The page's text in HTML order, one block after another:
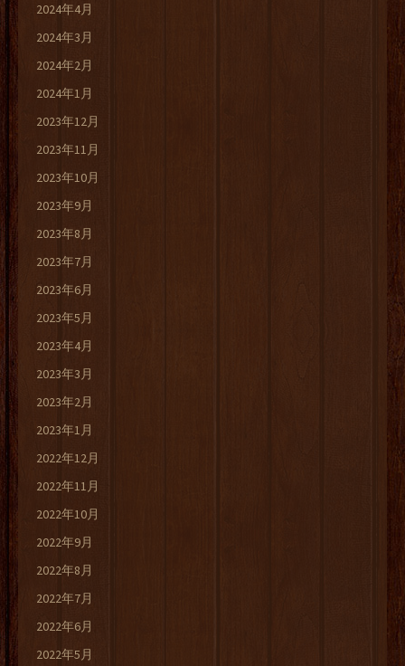
2024年4月
2024年3月
2024年2月
2024年1月
2023年12月
2023年11月
2023年10月
2023年9月
2023年8月
2023年7月
2023年6月
2023年5月
2023年4月
2023年3月
2023年2月
2023年1月
2022年12月
2022年11月
2022年10月
2022年9月
2022年8月
2022年7月
2022年6月
2022年5月